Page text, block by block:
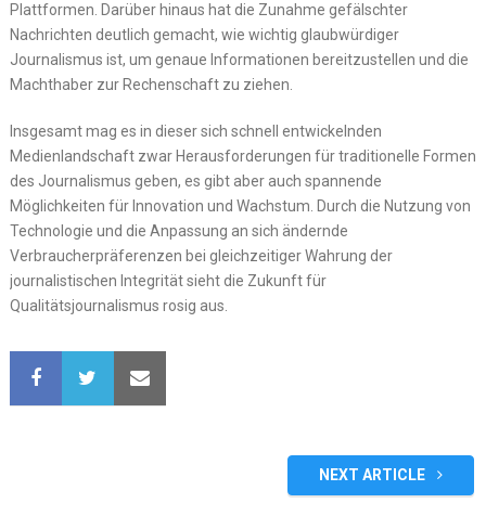
Plattformen. Darüber hinaus hat die Zunahme gefälschter
Nachrichten deutlich gemacht, wie wichtig glaubwürdiger
Journalismus ist, um genaue Informationen bereitzustellen und die
Machthaber zur Rechenschaft zu ziehen.
Insgesamt mag es in dieser sich schnell entwickelnden
Medienlandschaft zwar Herausforderungen für traditionelle Formen
des Journalismus geben, es gibt aber auch spannende
Möglichkeiten für Innovation und Wachstum. Durch die Nutzung von
Technologie und die Anpassung an sich ändernde
Verbraucherpräferenzen bei gleichzeitiger Wahrung der
journalistischen Integrität sieht die Zukunft für
Qualitätsjournalismus rosig aus.
NEXT ARTICLE